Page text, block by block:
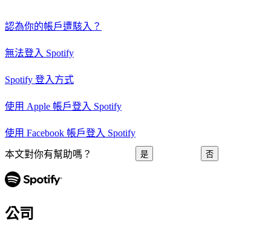
認為你的帳戶遭駭入？
無法登入 Spotify
Spotify 登入方式
使用 Apple 帳戶登入 Spotify
使用 Facebook 帳戶登入 Spotify
本文對你有幫助嗎？ 是 否
公司